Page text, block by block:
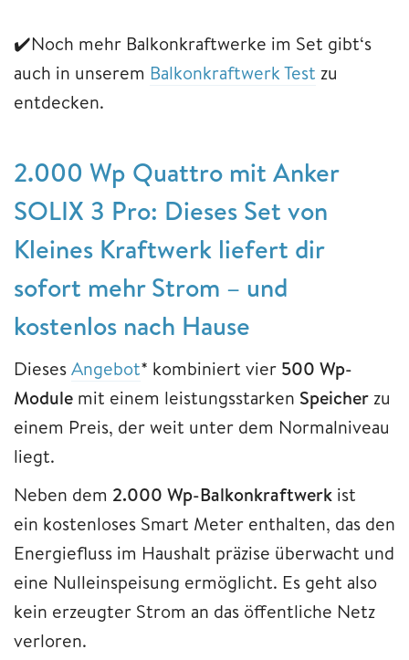
✔️Noch mehr Balkonkraftwerke im Set gibt‘s
auch in unserem Balkonkraftwerk Test zu
entdecken.
2.000 Wp Quattro mit Anker
SOLIX 3 Pro: Dieses Set von
Kleines Kraftwerk liefert dir
sofort mehr Strom – und
kostenlos nach Hause
DiesesAngebot* kombiniert vier 500 Wp-
Module mit einem leistungsstarken Speicherzu
einem Preis, der weit unter dem Normalniveau
liegt.
Neben dem 2.000 Wp-Balkonkraftwerk ist
ein kostenloses Smart Meter enthalten, das den
Energiefluss im Haushalt präzise überwacht und
eine Nulleinspeisung ermöglicht. Es geht also
kein erzeugter Strom an das öffentliche Netz
verloren.